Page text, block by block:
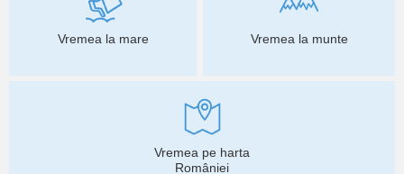
Vremea la mare Vremea la munte
Vremea pe harta
României